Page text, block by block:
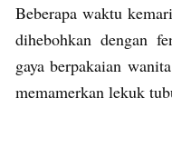
Beberapa waktu
dihebohkan dengan
gaya berpakaian
memamerkan lekuk